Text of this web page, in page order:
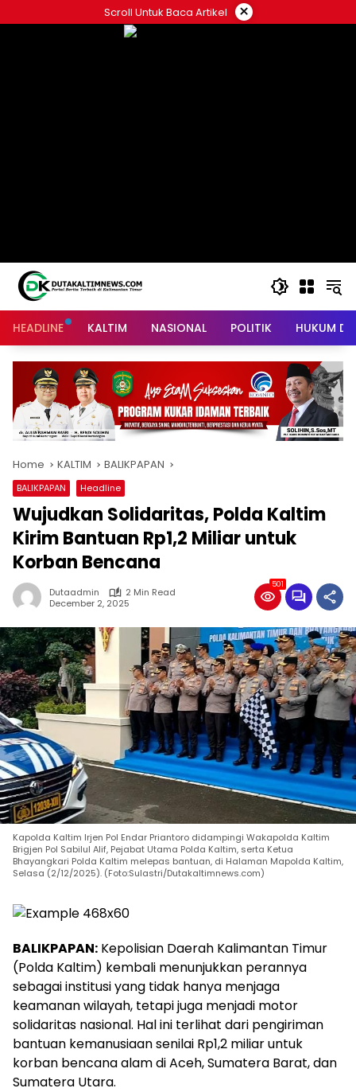
to
Scroll Untuk Baca Artikel ×
HEADLINE KALTIM NASIONAL POLITIK HUKUM
Home KALTIM BALIKPAPAN
BALIKPAPAN Headline
Wujudkan Solidaritas, Polda Kaltim
Kirim Bantuan Rp1,2 Miliar untuk
Korban Bencana
Dutaadmin
2 Min Read
December 2, 2025
501
Kapolda Kaltim Irjen Pol Endar Priantoro didampingi Wakapolda Kaltim
Brigjen Pol Sabilul Alif, Pejabat Utama Polda Kaltim, serta Ketua
Bhayangkari Polda Kaltim melepas bantuan, di Halaman Mapolda Kaltim,
Selasa (2/12/2025). (Foto:Sulastri/Dutakaltimnews.com)
BALIKPAPAN: Kepolisian Daerah Kalimantan Timur
(Polda Kaltim) kembali menunjukkan perannya
sebagai institusi yang tidak hanya menjaga
keamanan wilayah, tetapi juga menjadi motor
solidaritas nasional. Hal ini terlihat dari pengiriman
bantuan kemanusiaan senilai Rp1,2 miliar untuk
korban bencana alam di Aceh, Sumatera Barat, dan
Sumatera Utara.